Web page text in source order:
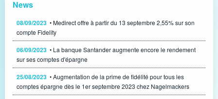
News
08/09/2023 • Medirect offre à partir du 13 septembre 2,55% sur son
compte Fidelity
06/09/2023 • La banque Santander augmente encore le rendement
sur ses comptes d'épargne
25/08/2023 • Augmentation de la prime de fidélité pour tous les
comptes épargne dès le 1er septembre 2023 chez Nagelmackers